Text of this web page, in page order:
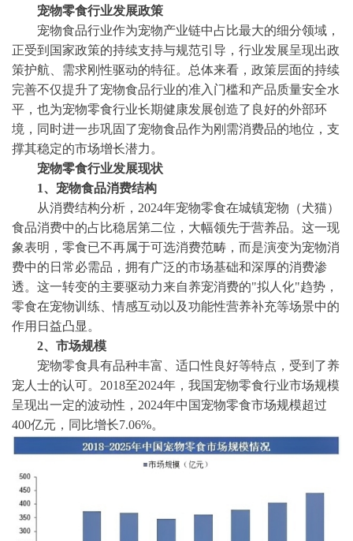
宠物零食行业发展政策
宠物食品行业作为宠物产业链中占比最大的细分领域，
正受到国家政策的持续支持与规范引导，行业发展呈现出政
策护航、需求刚性驱动的特征。总体来看，政策层面的持续
完善不仅提升了宠物食品行业的准入门槛和产品质量安全水
平，也为宠物零食行业长期健康发展创造了良好的外部环
境，同时进一步巩固了宠物食品作为刚需消费品的地位，支
撑其稳定的市场增长潜力。
宠物零食行业发展现状
1、宠物食品消费结构
从消费结构分析， 2024年宠物零食在城镇宠物（犬猫）
食品消费中的占比稳居第二位，大幅领先于营养品。这一现
象表明，零食已不再属于可选消费范畴，而是演变为宠物消
费中的日常必需品，拥有广泛的市场基础和深厚的消费渗
透。这一转变的主要驱动力来自养宠消费的"拟人化"趋势，
零食在宠物训练、情感互动以及功能性营养补充等场景中的
作用日益凸显。
2、市场规模
宠物零食具有品种丰富、适口性良好等特点，受到了养
宠人士的认可。 2018至2024年，我国宠物零食行业市场规模
呈现出一定的波动性，2024年中国宠物零食市场规模超过
400亿元，同比增长7.06%。